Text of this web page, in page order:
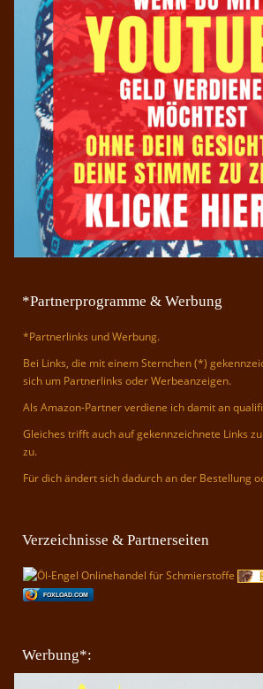
*Partnerprogramme & Werbung
*Partnerlinks und Werbung.
Bei Links, die mit einem Sternchen (*)
sich um Partnerlinks oder Werbeanzeigen.
Als Amazon-Partner verdiene ich damit an
Gleiches trifft auch auf gekennzeichnete Links
zu.
Für dich ändert sich dadurch an der Bestellung
Verzeichnisse & Partnerseiten
FOXLOAD.COM
Werbung*: